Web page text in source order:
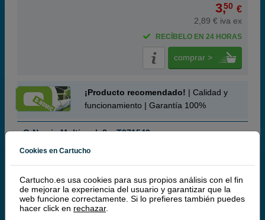
3,50 €
2,89 € iva ex
RECÍBELO EN 24 HORAS
comprar >
¡Producto recomendado! | Calidad y
funcionamiento | Garantía 100%
Q-Nomic Multipack 2 x T071540
Cartuchos de tinta o toners que contiene el pack:
2x Q-Nomic T0711 Cartucho de tinta negro
Cookies en Cartucho
Cartucho.es usa cookies para sus propios análisis con el fin
de mejorar la experiencia del usuario y garantizar que la
web funcione correctamente. Si lo prefieres también puedes
hacer click en rechazar.